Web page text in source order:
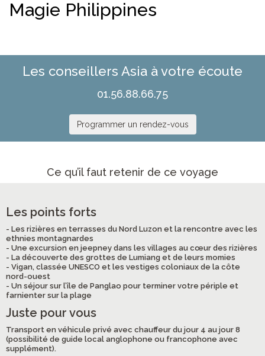
Magie Philippines
Les conseillers Asia à votre écoute
01.56.88.66.75
Programmer un rendez-vous
Ce qu’il faut retenir de ce voyage
Les points forts
- Les rizières en terrasses du Nord Luzon et la rencontre avec les
ethnies montagnardes
- Une excursion en jeepney dans les villages au cœur des rizières
- La découverte des grottes de Lumiang et de leurs momies
- Vigan, classée UNESCO et les vestiges coloniaux de la côte
nord-ouest
- Un séjour sur l’île de Panglao pour terminer votre périple et
farnienter sur la plage
Juste pour vous
Transport en véhicule privé avec chauffeur du jour 4 au jour 8
(possibilité de guide local anglophone ou francophone avec
supplément).